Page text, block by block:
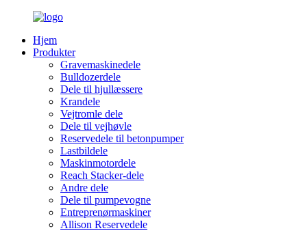
Hjem
Produkter
Gravemaskinedele
Bulldozerdele
Dele til hjullæssere
Krandele
Vejtromle dele
Dele til vejhøvle
Reservedele til betonpumper
Lastbildele
Maskinmotordele
Reach Stacker-dele
Andre dele
Dele til pumpevogne
Entreprenørmaskiner
Allison Reservedele